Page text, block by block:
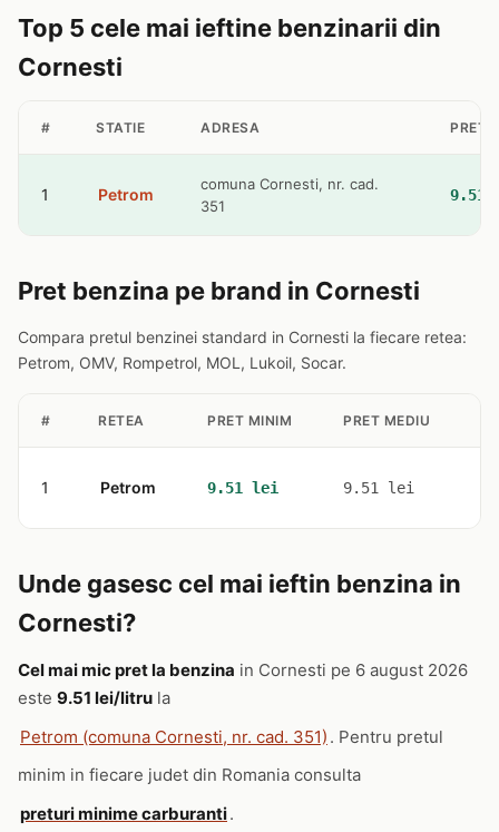
Top 5 cele mai ieftine benzinarii din
Cornesti
# STATIE ADRESA PRET
1 Petrom
comuna Cornesti, nr. cad.
351
9.51
Pret benzina pe brand in Cornesti
Compara pretul benzinei standard in Cornesti la fiecare retea:
Petrom, OMV, Rompetrol, MOL, Lukoil, Socar.
# RETEA PRET MINIM PRET MEDIU
1 Petrom 9.51 lei 9.51 lei
Unde gasesc cel mai ieftin benzina in
Cornesti?
Cel mai mic pret la benzina in Cornesti pe 6 august 2026
este 9.51 lei/litru la
Petrom (comuna Cornesti, nr. cad. 351) . Pentru pretul
minim in fiecare judet din Romania consulta
preturi minime carburanti.